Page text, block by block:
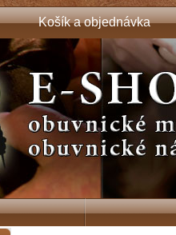
Košík a objednávka